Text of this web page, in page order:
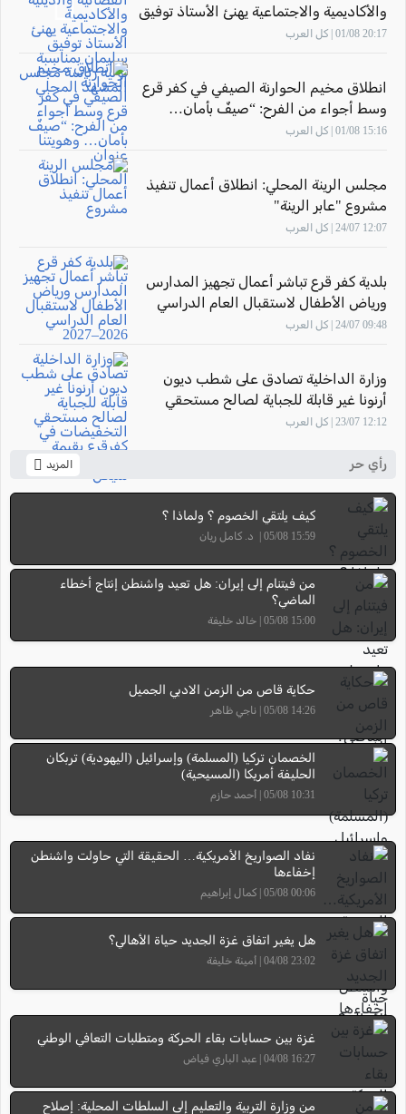
والأكاديمية والاجتماعية يهنئ الأستاذ توفيق
سليمان بمناسبة توليه رئاسة مجلس
20:17 01/08 | كل العرب
انطلاق مخيم الحوارنة الصيفي في كفر قرع
وسط أجواء من الفرح: “صيفٌ بأمان…
وهويتنا عنوان"
15:16 01/08 | كل العرب
مجلس الرينة المحلي: انطلاق أعمال تنفيذ
مشروع "عابر الرينة"
12:07 24/07 | كل العرب
بلدية كفر قرع تباشر أعمال تجهيز المدارس
ورياض الأطفال لاستقبال العام الدراسي
2026–2027
09:48 24/07 | كل العرب
وزارة الداخلية تصادق على شطب ديون
أرنونا غير قابلة للجباية لصالح مستحقي
12:12 23/07 | كل العرب
رأي حر المزيد
كيف يلتقي الخصوم ؟ ولماذا ؟
15:59 05/08 | د. كامل ريان
من فيتنام إلى إيران: هل تعيد واشنطن إنتاج أخطاء
الماضي؟
15:00 05/08 | خالد خليفة
حكاية قاص من الزمن الادبي الجميل
14:26 05/08 | ناجي ظاهر
الخصمان تركيا (المسلمة) وإسرائيل (اليهودية) تربكان
الحليفة أمريكا (المسيحية)
10:31 05/08 | أحمد حازم
نفاد الصواريخ الأمريكية… الحقيقة التي حاولت واشنطن
إخفاءها
00:06 05/08 | كمال إبراهيم
هل يغير اتفاق غزة الجديد حياة الأهالي؟
23:02 04/08 | أمينة خليفة
غزة بين حسابات بقاء الحركة ومتطلبات التعافي الوطني
16:27 04/08 | عبد الباري فياض
من وزارة التربية والتعليم إلى السلطات المحلية: إصلاح